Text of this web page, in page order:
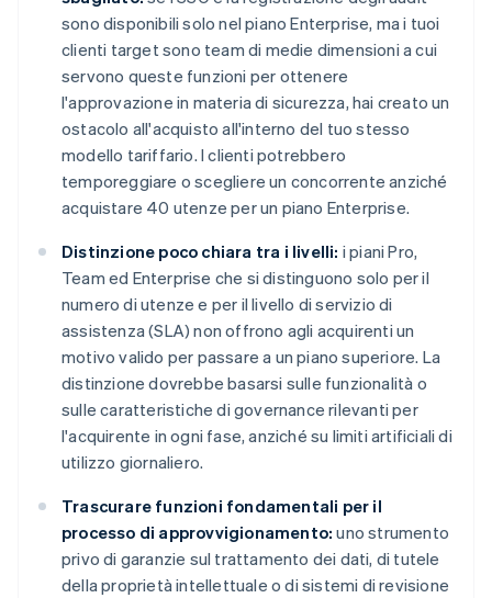
sono disponibili solo nel piano Enterprise, ma i tuoi
clienti target sono team di medie dimensioni a cui
servono queste funzioni per ottenere
l'approvazione in materia di sicurezza, hai creato un
ostacolo all'acquisto all'interno del tuo stesso
modello tariffario. I clienti potrebbero
temporeggiare o scegliere un concorrente anziché
acquistare 40 utenze per un piano Enterprise.
Distinzione poco chiara tra i livelli: i piani Pro,
Team ed Enterprise che si distinguono solo per il
numero di utenze e per il livello di servizio di
assistenza (SLA) non offrono agli acquirenti un
motivo valido per passare a un piano superiore. La
distinzione dovrebbe basarsi sulle funzionalità o
sulle caratteristiche di governance rilevanti per
l'acquirente in ogni fase, anziché su limiti artificiali di
utilizzo giornaliero.
Trascurare funzioni fondamentali per il
processo di approvvigionamento: uno strumento
privo di garanzie sul trattamento dei dati, di tutele
della proprietà intellettuale o di sistemi di revisione